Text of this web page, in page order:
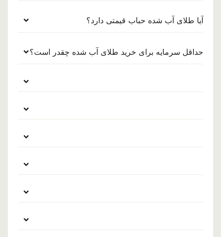
آیا طلای آب شده حباب قیمتی دارد؟
حداقل سرمایه برای خرید طلای آب شده چقدر است؟